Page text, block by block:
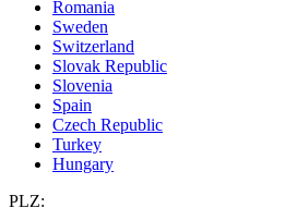
Romania
Sweden
Switzerland
Slovak Republic
Slovenia
Spain
Czech Republic
Turkey
Hungary
PLZ: